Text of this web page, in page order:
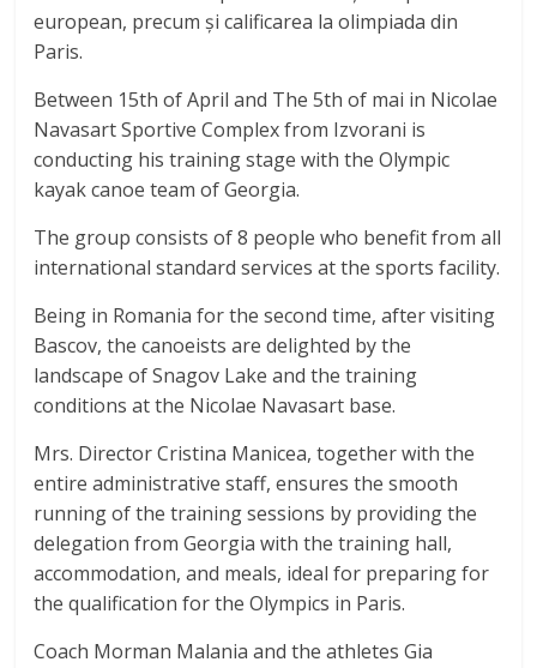
european, precum și calificarea la olimpiada din
Paris.
Between 15th of April and The 5th of mai in Nicolae
Navasart Sportive Complex from Izvorani is
conducting his training stage with the Olympic
kayak canoe team of Georgia.
The group consists of 8 people who benefit from all
international standard services at the sports facility.
Being in Romania for the second time, after visiting
Bascov, the canoeists are delighted by the
landscape of Snagov Lake and the training
conditions at the Nicolae Navasart base.
Mrs. Director Cristina Manicea, together with the
entire administrative staff, ensures the smooth
running of the training sessions by providing the
delegation from Georgia with the training hall,
accommodation, and meals, ideal for preparing for
the qualification for the Olympics in Paris.
Coach Morman Malania and the athletes Gia